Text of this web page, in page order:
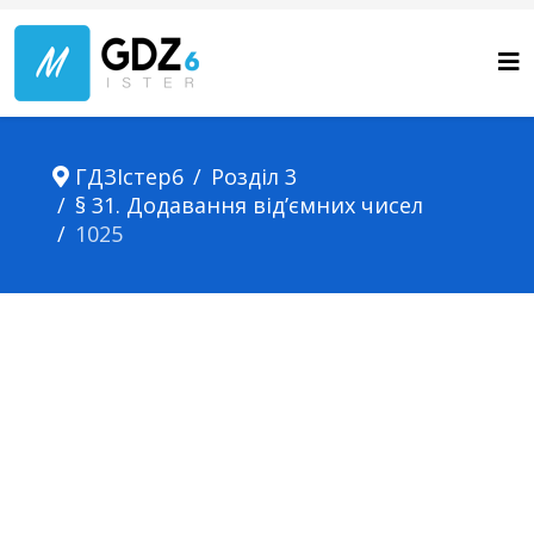
ГДЗІстер6
Розділ 3
§ 31. Додавання від’ємних чисел
1025